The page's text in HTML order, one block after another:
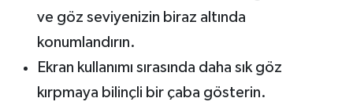
ve göz seviyenizin biraz altında
konumlandırın.
Ekran kullanımı sırasında daha sık göz
kırpmaya bilinçli bir çaba gösterin.